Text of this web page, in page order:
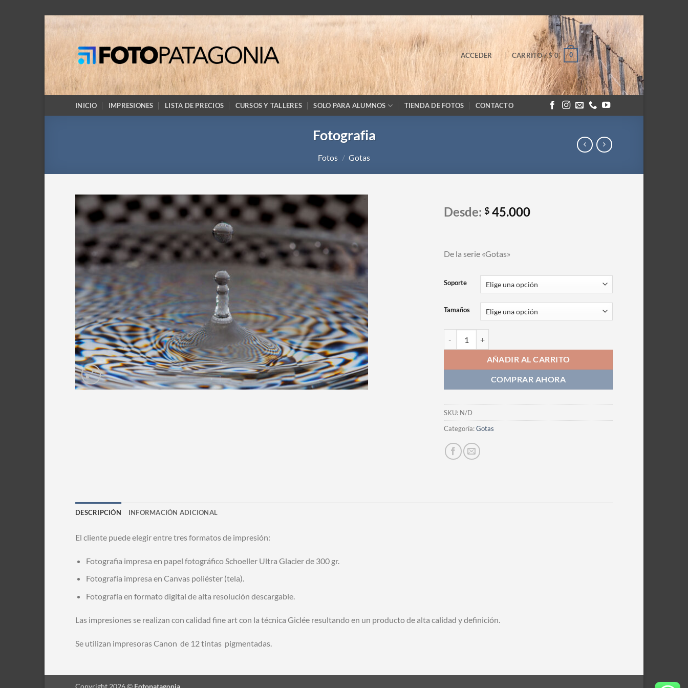
Saltar
contenido
ACCEDER CARRITO /$0 0
INICIO IMPRESIONES LISTA DE PRECIOS CURSOS Y TALLERES SOLO PARA ALUMNOS TIENDA DE FOTOS CONTACTO
Fotografia
Fotos / Gotas
Desde: $ 45.000
De la serie «Gotas»
Soporte
Tamaños
AÑADIR AL CARRITO
COMPRAR AHORA
SKU: N/D
Categoría:Gotas
DESCRIPCIÓN INFORMACIÓN ADICIONAL
El cliente puede elegir entre tres formatos de impresión:
Fotografia impresa en papel fotográfico Schoeller Ultra Glacier de 300 gr.
Fotografía impresa en Canvas poliéster (tela).
Fotografía en formato digital de alta resolución descargable.
Las impresiones se realizan con calidad fine art con la técnica Giclée resultando en un producto de alta calidad y definición.
Se utilizan impresoras Canon de 12 tintas pigmentadas.